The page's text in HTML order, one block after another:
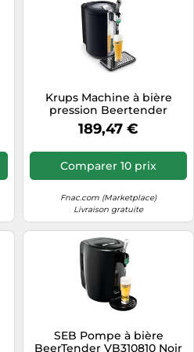
Krups Machine à bière
pression Beertender
Compact Ultimate
VB720E10
189,47 €
Comparer 10 prix
Fnac.com (Marketplace)
Livraison gratuite
SEB Pompe à bière
BeerTender VB310810 Noir